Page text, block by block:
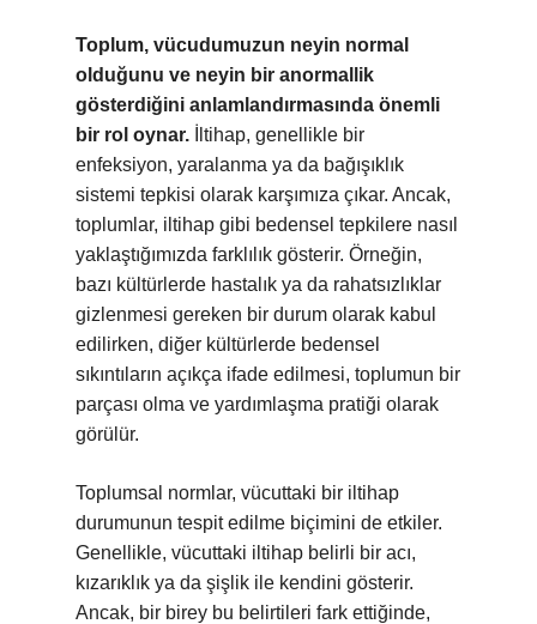
Toplum, vücudumuzun neyin normal
olduğunu ve neyin bir anormallik
gösterdiğini anlamlandırmasında önemli
bir rol oynar. İltihap, genellikle bir
enfeksiyon, yaralanma ya da bağışıklık
sistemi tepkisi olarak karşımıza çıkar. Ancak,
toplumlar, iltihap gibi bedensel tepkilere nasıl
yaklaştığımızda farklılık gösterir. Örneğin,
bazı kültürlerde hastalık ya da rahatsızlıklar
gizlenmesi gereken bir durum olarak kabul
edilirken, diğer kültürlerde bedensel
sıkıntıların açıkça ifade edilmesi, toplumun bir
parçası olma ve yardımlaşma pratiği olarak
görülür.
Toplumsal normlar, vücuttaki bir iltihap
durumunun tespit edilme biçimini de etkiler.
Genellikle, vücuttaki iltihap belirli bir acı,
kızarıklık ya da şişlik ile kendini gösterir.
Ancak, bir birey bu belirtileri fark ettiğinde,